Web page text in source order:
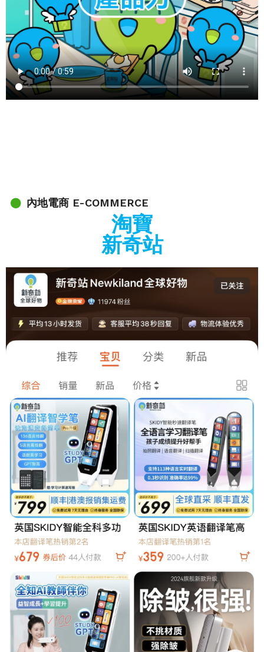
內地電商 E-COMMERCE
淘寶
新奇站